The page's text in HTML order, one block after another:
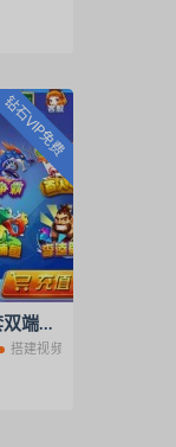
钻石VIP免费
霸天捕鱼海王3运营级组建全套双端+搭建视频教程
搭建视频教程